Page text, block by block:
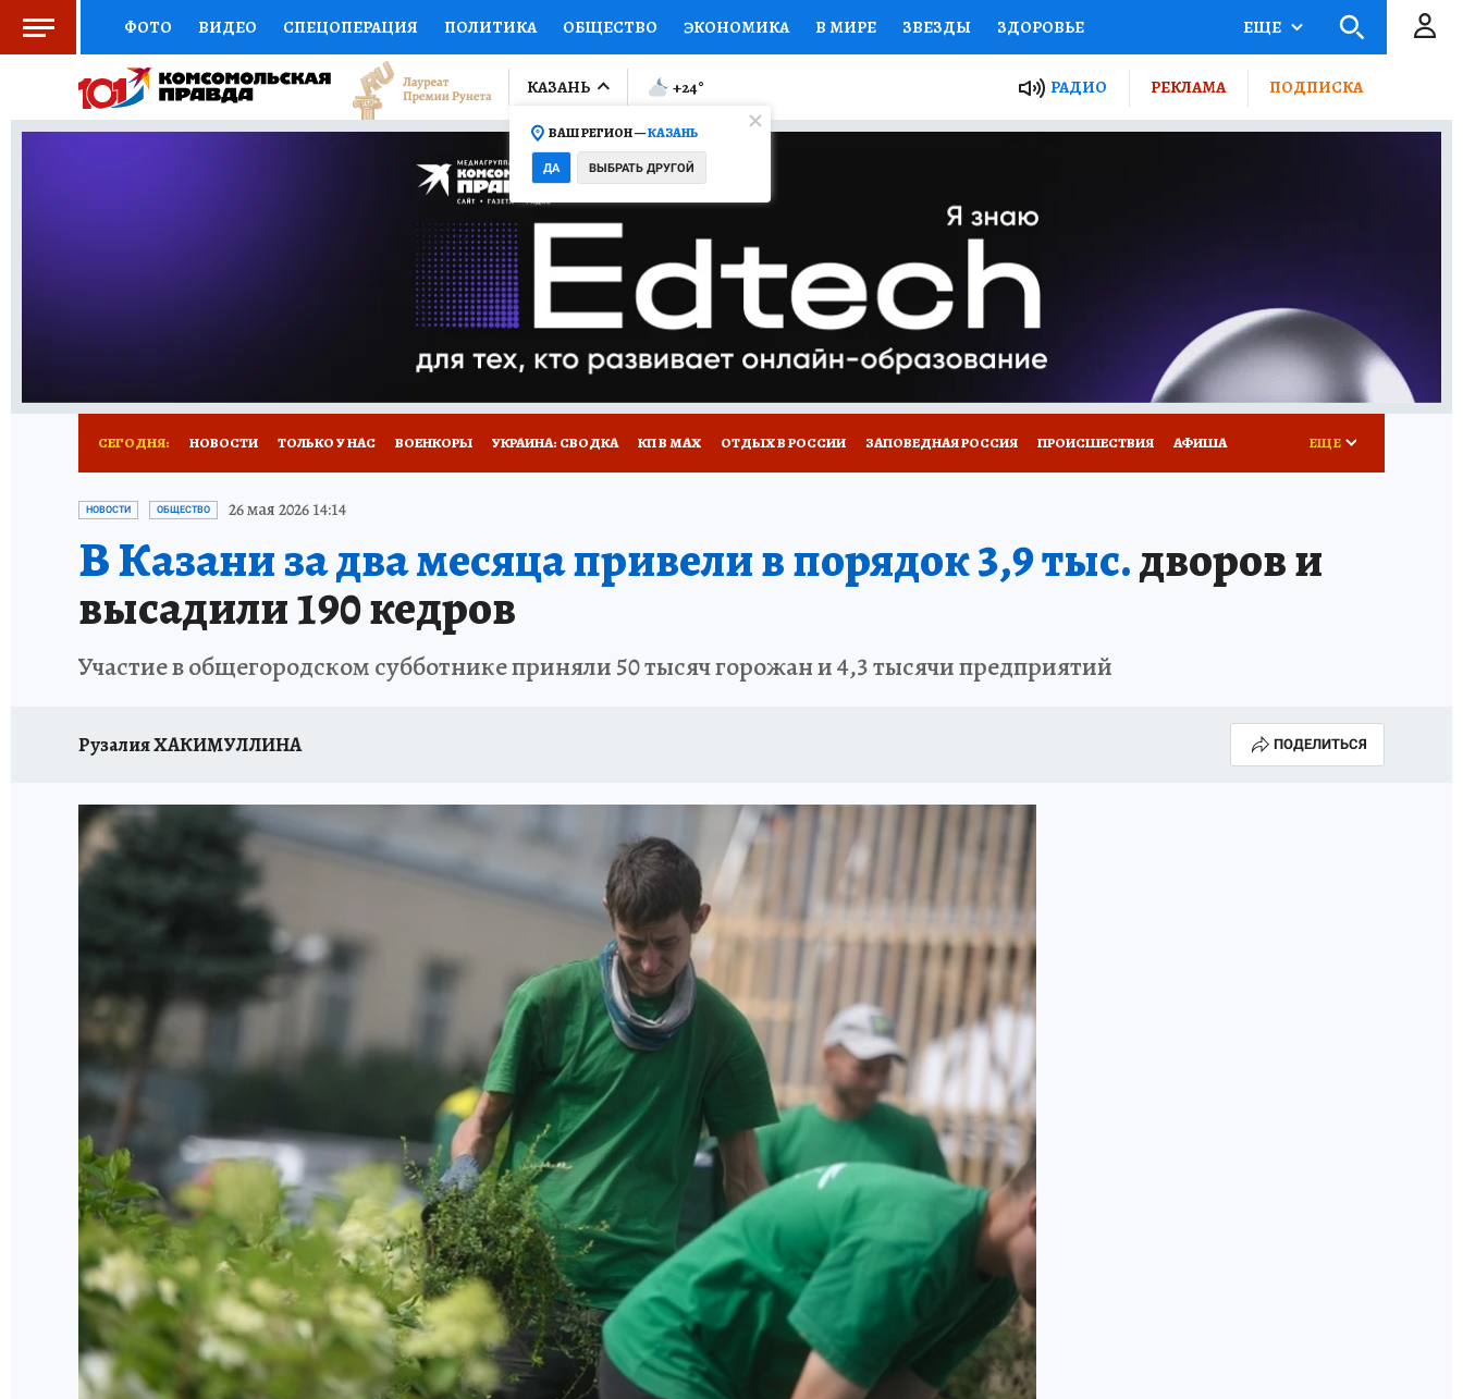
ФОТО ВИДЕО СПЕЦОПЕРАЦИЯ ПОЛИТИКА ОБЩЕСТВО ЭКОНОМИКА В МИРЕ ЗВЕЗДЫ ЗДОРОВЬЕ
СОЦПОДДЕРЖКА НАУКА СПОРТ КОЛУМНИСТЫ ПРОИСШЕСТВИЯ НАЦИОНАЛЬНЫЕ ПРОЕКТЫ РОССИИ
ВЫБОР ЭКСПЕРТОВ ДОКТОР ФИНАНСЫ ОТКРЫВАЕМ МИР Я ЗНАЮ СЕМЬЯ ЖЕНСКИЕ СЕКРЕТЫ ПУТЕВОДИТЕЛЬ
ПРОГНОЗЫ НА СПОРТ ПРОМОКОДЫ СЕРИАЛЫ
ТЕЛЕВИЗОР КОЛЛЕКЦИИ КОНКУРСЫ ГИД ПОТРЕБИТЕЛЯ
НОВОЕ НА САЙТЕ
ЕЩЕ
КАЗАНЬ
ВАШ РЕГИОН —КАЗАНЬ
ДА ВЫБРАТЬ ДРУГОЙ
+24° РАДИО РЕКЛАМА ПОДПИСКА
СЕГОДНЯ: НОВОСТИ ТОЛЬКО У НАС ВОЕНКОРЫ УКРАИНА: СВОДКА КП В МАХ ОТДЫХ В РОССИИ ЗАПОВЕДНАЯ РОССИЯ ПРОИСШЕСТВИЯ АФИША
ТЕРРИТОРИЯ ДОБРА
ЕЩЕ
НОВОСТИ ОБЩЕСТВО 26 мая 2026 14:14
В Казани за два месяца привели в порядок 3,9 тыс.дворов и
высадили 190 кедров
Участие в общегородском субботнике приняли 50 тысяч горожан и 4,3 тысячи предприятий
Рузалия ХАКИМУЛЛИНА ПОДЕЛИТЬСЯ